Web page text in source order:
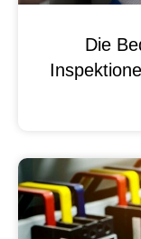
Die